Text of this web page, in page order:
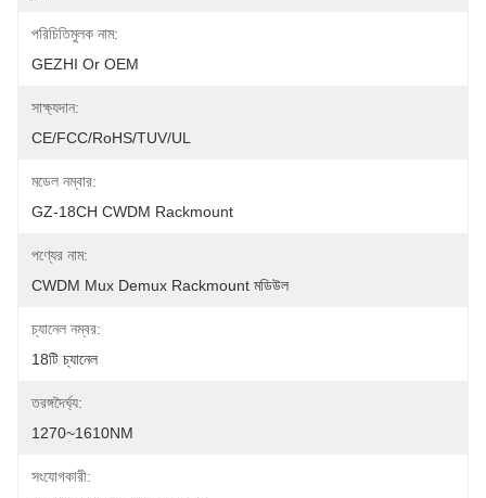
পরিচিতিমুলক নাম:
GEZHI Or OEM
সাক্ষ্যদান:
CE/FCC/RoHS/TUV/UL
মডেল নম্বার:
GZ-18CH CWDM Rackmount
পণ্যের নাম:
CWDM Mux Demux Rackmount মডিউল
চ্যানেল নম্বর:
18টি চ্যানেল
তরঙ্গদৈর্ঘ্য:
1270~1610NM
সংযোগকারী: